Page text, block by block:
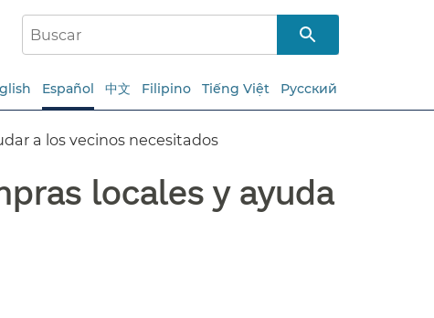
Español 中文 Filipino Tiếng Việt Русский
a los vecinos necesitados​​
locales y ayuda